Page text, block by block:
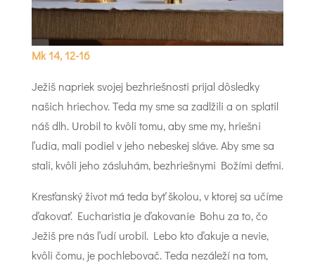
Mk 14, 12-16
Ježiš napriek svojej bezhriešnosti prijal dôsledky
našich hriechov. Teda my sme sa zadlžili a on splatil
náš dlh. Urobil to kvôli tomu, aby sme my, hriešni
ľudia, mali podiel v jeho nebeskej sláve. Aby sme sa
stali, kvôli jeho zásluhám, bezhriešnymi Božími deťmi.
Kresťanský život má teda byť školou, v ktorej sa učíme
ďakovať. Eucharistia je ďakovanie Bohu za to, čo
Ježiš pre nás ľudí urobil. Lebo kto ďakuje a nevie,
kvôli čomu, je pochlebovač. Teda nezáleží na tom,